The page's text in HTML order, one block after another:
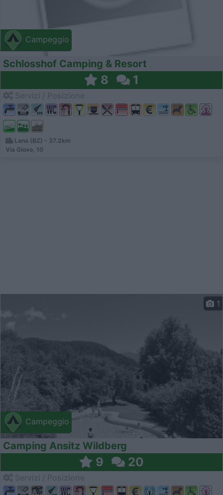
Campeggio
Schlosshof Camping & Resort
8 1
Lana (BZ) - 37.2km
Via Giovo, 10
Campeggio
1
Camping Ansitz Wildberg
9 20